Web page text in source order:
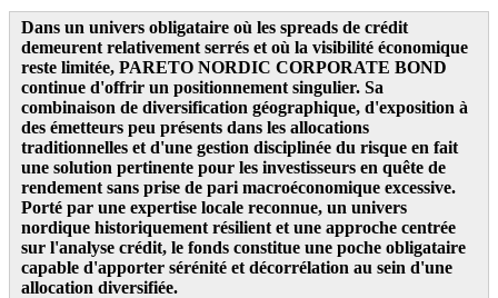
Dans un univers obligataire où les spreads de crédit
demeurent relativement serrés et où la visibilité économique
reste limitée, PARETO NORDIC CORPORATE BOND
continue d'offrir un positionnement singulier. Sa
combinaison de diversification géographique, d'exposition à
des émetteurs peu présents dans les allocations
traditionnelles et d'une gestion disciplinée du risque en fait
une solution pertinente pour les investisseurs en quête de
rendement sans prise de pari macroéconomique excessive.
Porté par une expertise locale reconnue, un univers
nordique historiquement résilient et une approche centrée
sur l'analyse crédit, le fonds constitue une poche obligataire
capable d'apporter sérénité et décorrélation au sein d'une
allocation diversifiée.